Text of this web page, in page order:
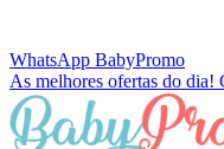
WhatsApp BabyPromo
As melhores ofertas do dia!